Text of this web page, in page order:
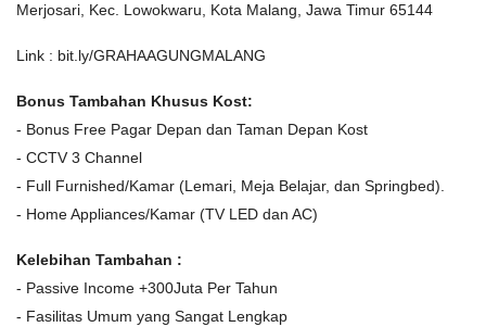
Merjosari, Kec. Lowokwaru, Kota Malang, Jawa Timur 65144
Link : bit.ly/GRAHAAGUNGMALANG
Bonus Tambahan Khusus Kost:
- Bonus Free Pagar Depan dan Taman Depan Kost
- CCTV 3 Channel
- Full Furnished/Kamar (Lemari, Meja Belajar, dan Springbed).
- Home Appliances/Kamar (TV LED dan AC)
Kelebihan Tambahan :
- Passive Income +300Juta Per Tahun
- Fasilitas Umum yang Sangat Lengkap